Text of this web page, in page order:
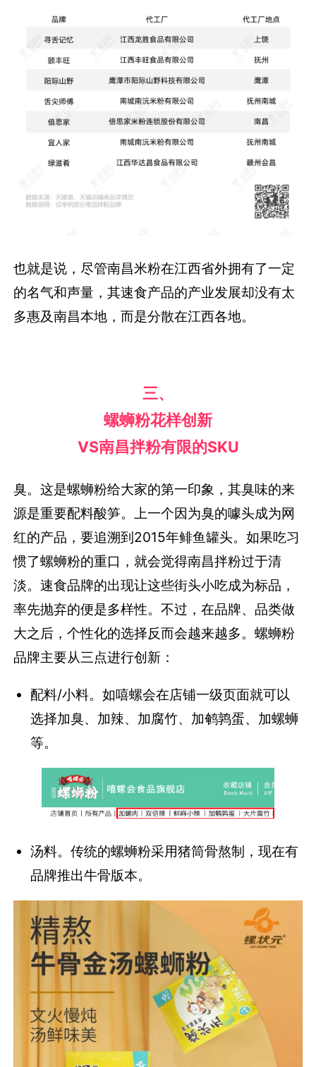
也就是说，尽管南昌米粉在江西省外拥有了一定
的名气和声量，其速食产品的产业发展却没有太
多惠及南昌本地，而是分散在江西各地。
三、
螺蛳粉花样创新
VS南昌拌粉有限的SKU
臭。这是螺蛳粉给大家的第一印象，其臭味的来
源是重要配料酸笋。上一个因为臭的噱头成为网
红的产品，要追溯到2015年鲱鱼罐头。如果吃习
惯了螺蛳粉的重口，就会觉得南昌拌粉过于清
淡。速食品牌的出现让这些街头小吃成为标品，
率先抛弃的便是多样性。不过，在品牌、品类做
大之后，个性化的选择反而会越来越多。螺蛳粉
品牌主要从三点进行创新：
配料/小料。如嘻螺会在店铺一级页面就可以
选择加臭、加辣、加腐竹、加鹌鹑蛋、加螺蛳
等。
汤料。传统的螺蛳粉采用猪筒骨熬制，现在有
品牌推出牛骨版本。